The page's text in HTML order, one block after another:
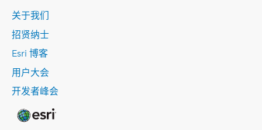
关于我们
招贤纳士
Esri 博客
用户大会
开发者峰会